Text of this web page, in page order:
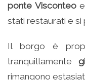
ponte Visconteoe
stati restaurati e si
Il borgo è
tranquillamente
rimangono